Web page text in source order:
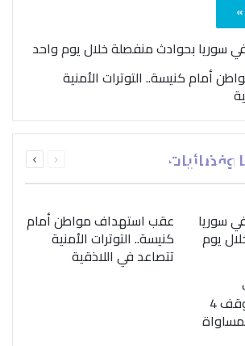
أمام كنيسة.. التوترات الأمنية
وفضائيات الصفحةالصفحة
الدولي..
تؤكد
نهج متكامل
إدمان المخدرات
في سوريا
يوم
عقب استهداف مواطن أمام
كنيسة.. التوترات الأمنية
تتصاعد في اللاذقية
السياسية.. تركيا توقف 4